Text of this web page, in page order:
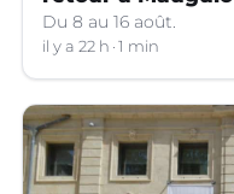
Du 8 au 16 août.
il y a 22 h 1 min